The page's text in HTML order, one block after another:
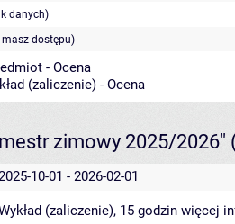
danych)
masz dostępu)
- Ocena
(zaliczenie) - Ocena
zimowy 2025/2026"
10-01 - 2026-02-01
(zaliczenie), 15 godzin więcej